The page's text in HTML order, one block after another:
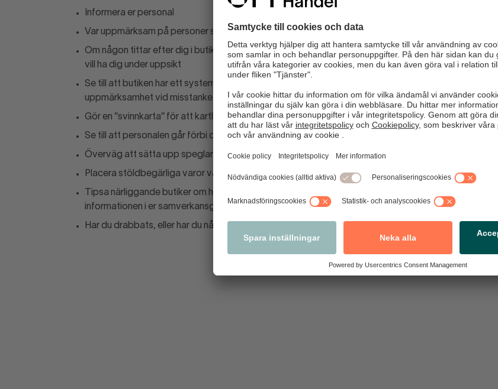
Informera er personal
Var uppmärksam på personer som går runt med ryggsäckar i butiken
Om någon tittar efter dig i butiken, gå dit. Det är antingen en kund som behöver hjälp eller en tjuv som
vill ha dig under uppsikt
Se till att butiken har ett system eller rutin för hur personalen ska kunna påkalla varandras
uppmärksamhet vid misstanke om stöld
Gör en ”svinnkarta” för att kartlägga stölderna
Se till att personalen går förbi de ”hotspots” som svinnkartan visar
Överväg att sätta upp speglar eller kameror vid dolda utrymmen
Placera stöldbegärliga varor väl synliga så att personalen har varorna under uppsikt.
Tipsa närliggande butiker om händelser som ni råkat ut för, enklast är att anmäla i appen och dela
informationen i er samverkansgrupp.
Har du drabbats, eller har du något tips? Anmäl via appen!